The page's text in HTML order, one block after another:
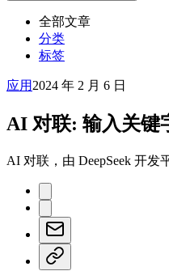
全部文章
分类
标签
应用 2024 年 2 月 6 日
AI 对联: 输入关键
AI 对联，由 DeepSeek 开发